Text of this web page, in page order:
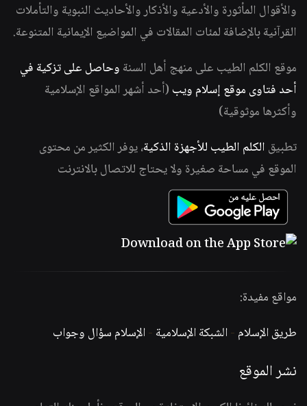
والأقوال المأثورة والأدعية والأذكار والأحاديث النبوية والتأملات
القرآنية بالإضافة لمئات المقالات في المواضيع الإيمانية المتنوعة.
موقع الكلم الطيب على منهج أهل السنة وحاصل على تزكية في
أحد فتاوى موقع إسلام ويب (أحد أشهر المواقع الإسلامية
وأكثرها موثوقية)
تطبيق الكلم الطيب للأجهزة الذكية، يوفر الكثير من محتوى
الموقع في مساحة صغيرة ولا يحتاج للاتصال بالانترنت
مواقع مفيدة:
طريق الإسلام -الشبكة الإسلامية -الإسلام سؤال وجواب
نشر الموقع